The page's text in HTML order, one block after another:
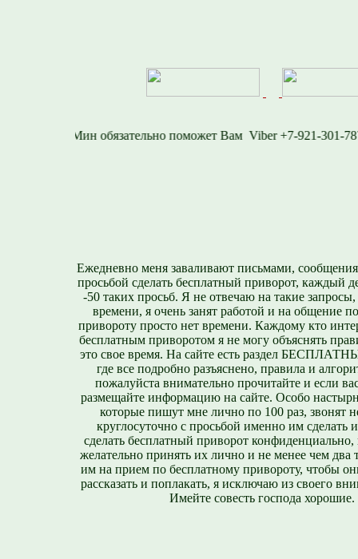
Viber +7-921-
Ежедневно меня заваливают письмами,
просьбой сделать бесплатный приворот, каждый
-50 таких просьб. Я не отвечаю на такие
времени, я очень занят работой и на общение
привороту просто нет времени. Каждому кто
бесплатным приворотом я не могу объяснять
это свое время. На сайте есть раздел
где все подробно разъяснено, правила и
пожалуйста внимательно прочитайте и если
размещайте информацию на сайте. Особо
которые пишут мне лично по 100 раз, звонят
круглосуточно с просьбой именно им сделать
сделать бесплатный приворот конфиденциально,
желательно принять их лично и не менее чем два
им на прием по бесплатному привороту, чтобы
рассказать и поплакать, я исключаю из своего
Имейте совесть господа хорошие.